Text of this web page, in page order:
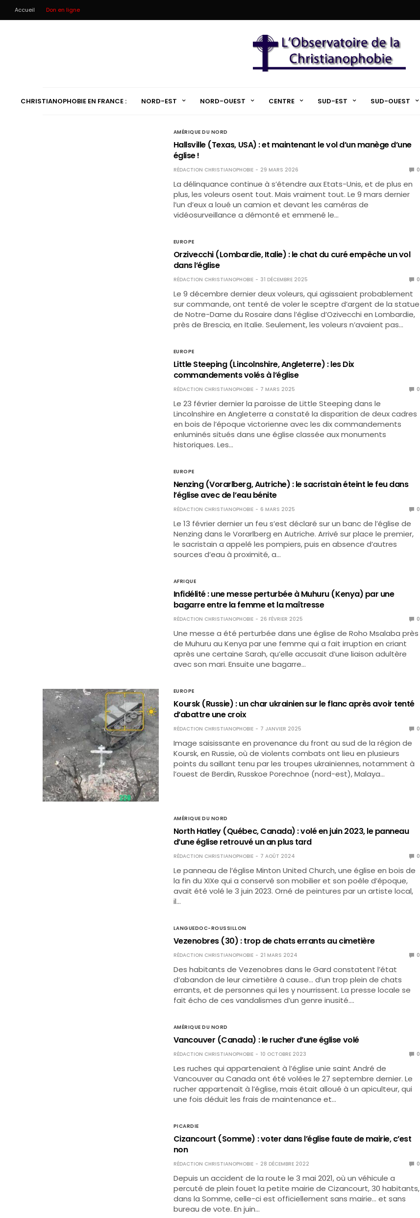
Accueil Don en ligne
CHRISTIANOPHOBIE EN FRANCE : NORD-EST NORD-OUEST CENTRE SUD-EST SUD-OUEST
AMÉRIQUE DU NORD
Hallsville (Texas, USA) : et maintenant le vol d’un manège d’une
église !
RÉDACTION CHRISTIANOPHOBIE 29 MARS 2026 0
La délinquance continue à s’étendre aux Etats-Unis, et de plus en
plus, les voleurs osent tout. Mais vraiment tout. Le 9 mars dernier
l’un d’eux a loué un camion et devant les caméras de
vidéosurveillance a démonté et emmené le…
EUROPE
Orzivecchi (Lombardie, Italie) : le chat du curé empêche un vol
dans l’église
RÉDACTION CHRISTIANOPHOBIE 31 DÉCEMBRE 2025 0
Le 9 décembre dernier deux voleurs, qui agissaient probablement
sur commande, ont tenté de voler le sceptre d’argent de la statue
de Notre-Dame du Rosaire dans l’église d’Ozivecchi en Lombardie,
près de Brescia, en Italie. Seulement, les voleurs n’avaient pas…
EUROPE
Little Steeping (Lincolnshire, Angleterre) : les Dix
commandements volés à l’église
RÉDACTION CHRISTIANOPHOBIE 7 MARS 2025 0
Le 23 février dernier la paroisse de Little Steeping dans le
Lincolnshire en Angleterre a constaté la disparition de deux cadres
en bois de l’époque victorienne avec les dix commandements
enluminés situés dans une église classée aux monuments
historiques. Les…
EUROPE
Nenzing (Vorarlberg, Autriche) : le sacristain éteint le feu dans
l’église avec de l’eau bénite
RÉDACTION CHRISTIANOPHOBIE 6 MARS 2025 0
Le 13 février dernier un feu s’est déclaré sur un banc de l’église de
Nenzing dans le Vorarlberg en Autriche. Arrivé sur place le premier,
le sacristain a appelé les pompiers, puis en absence d’autres
sources d’eau à proximité, a…
AFRIQUE
Infidélité : une messe perturbée à Muhuru (Kenya) par une
bagarre entre la femme et la maîtresse
RÉDACTION CHRISTIANOPHOBIE 26 FÉVRIER 2025 0
Une messe a été perturbée dans une église de Roho Msalaba près
de Muhuru au Kenya par une femme qui a fait irruption en criant
après une certaine Sarah, qu’elle accusait d’une liaison adultère
avec son mari. Ensuite une bagarre…
EUROPE
Koursk (Russie) : un char ukrainien sur le flanc après avoir tenté
d’abattre une croix
RÉDACTION CHRISTIANOPHOBIE 7 JANVIER 2025 0
Image saisissante en provenance du front au sud de la région de
Koursk, en Russie, où de violents combats ont lieu en plusieurs
points du saillant tenu par les troupes ukrainiennes, notamment à
l’ouest de Berdin, Russkoe Porechnoe (nord-est), Malaya…
AMÉRIQUE DU NORD
North Hatley (Québec, Canada) : volé en juin 2023, le panneau
d’une église retrouvé un an plus tard
RÉDACTION CHRISTIANOPHOBIE 7 AOÛT 2024 0
Le panneau de l’église Minton United Church, une église en bois de
la fin du XIXe qui a conservé son mobilier et son poêle d’époque,
avait été volé le 3 juin 2023. Orné de peintures par un artiste local,
il…
LANGUEDOC-ROUSSILLON
Vezenobres (30) : trop de chats errants au cimetière
RÉDACTION CHRISTIANOPHOBIE 21 MARS 2024 0
Des habitants de Vezenobres dans le Gard constatent l’état
d’abandon de leur cimetière à cause… d’un trop plein de chats
errants, et de personnes qui les y nourrissent. La presse locale se
fait écho de ces vandalismes d’un genre inusité.…
AMÉRIQUE DU NORD
Vancouver (Canada) : le rucher d’une église volé
RÉDACTION CHRISTIANOPHOBIE 10 OCTOBRE 2023 0
Les ruches qui appartenaient à l’église unie saint André de
Vancouver au Canada ont été volées le 27 septembre dernier. Le
rucher appartenait à l’église, mais était alloué à un apiculteur, qui
une fois déduit les frais de maintenance et…
PICARDIE
Cizancourt (Somme) : voter dans l’église faute de mairie, c’est
non
RÉDACTION CHRISTIANOPHOBIE 28 DÉCEMBRE 2022 0
Depuis un accident de la route le 3 mai 2021, où un véhicule a
percuté de plein fouet la petite mairie de Cizancourt, 30 habitants,
dans la Somme, celle-ci est officiellement sans mairie… et sans
bureau de vote. En juin…